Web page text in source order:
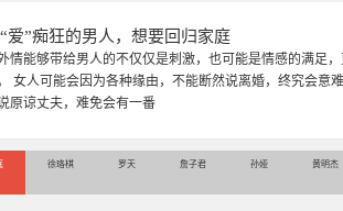
棋
棋，婚姻家庭咨询师，毕业于重庆师范大学心理学专业
，对婚姻情感分析、恋爱择偶、夫妻关系，情感挽回、
时，积累了丰富的咨
徐珞棋 罗天 詹子君 孙娅 黄明杰